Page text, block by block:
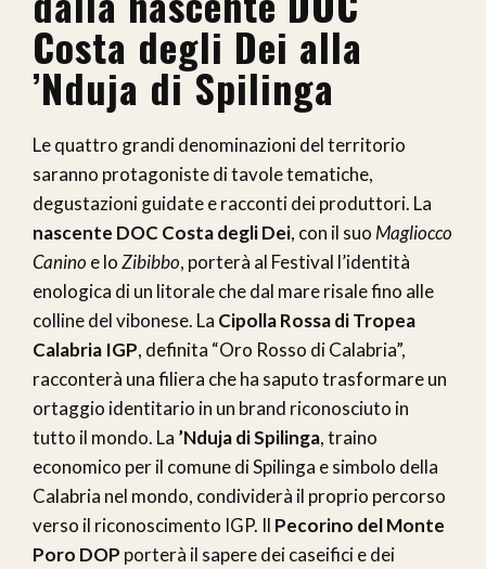
Costa degli Dei alla
’Nduja di Spilinga
Le quattro grandi denominazioni del territorio
saranno protagoniste di tavole tematiche,
degustazioni guidate e racconti dei produttori. La
nascente DOC Costa degli Dei, con il suo Magliocco
Canino e loZibibbo, porterà al Festival l’identità
enologica di un litorale che dal mare risale fino alle
colline del vibonese. La Cipolla Rossa di Tropea
Calabria IGP, definita “Oro Rosso di Calabria”,
racconterà una filiera che ha saputo trasformare un
ortaggio identitario in un brand riconosciuto in
tutto il mondo. La ’Nduja di Spilinga, traino
economico per il comune di Spilinga e simbolo della
Calabria nel mondo, condividerà il proprio percorso
verso il riconoscimento IGP. Il Pecorino del Monte
Poro DOP porterà il sapere dei caseifici e dei